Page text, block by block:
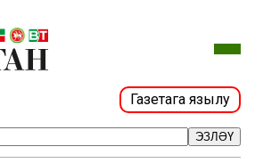
Газетага язылу
ЭЗЛӘҮ